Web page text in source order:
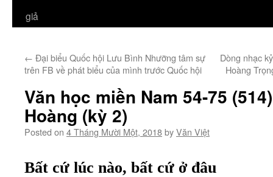
giả
← Đại biểu Quốc hội Lưu Bình Nhưỡng tâm sự
trên FB về phát biểu của mình trước Quốc hội
Dòng nhạc
Hoàng
Văn học miền Nam 54-75
Hoàng (kỳ 2)
Posted on 4 Tháng Mười Một, 2018byVăn Việt
Bất cứ lúc nào, bất cứ ở đâu